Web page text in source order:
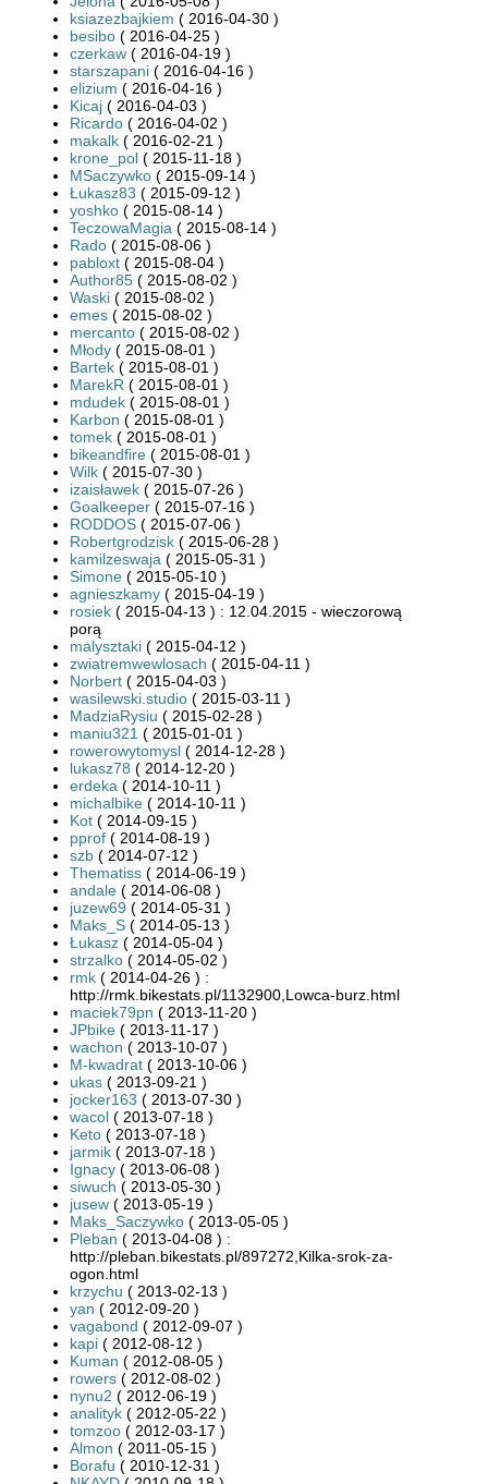
ksiazezbajkiem ( 2016-04-30 )
besibo ( 2016-04-25 )
czerkaw ( 2016-04-19 )
starszapani ( 2016-04-16 )
elizium ( 2016-04-16 )
Kicaj ( 2016-04-03 )
Ricardo ( 2016-04-02 )
makalk ( 2016-02-21 )
krone_pol ( 2015-11-18 )
MSaczywko ( 2015-09-14 )
Łukasz83 ( 2015-09-12 )
yoshko ( 2015-08-14 )
TeczowaMagia ( 2015-08-14 )
Rado ( 2015-08-06 )
pabloxt ( 2015-08-04 )
Author85 ( 2015-08-02 )
Waski ( 2015-08-02 )
emes ( 2015-08-02 )
mercanto ( 2015-08-02 )
Młody ( 2015-08-01 )
Bartek ( 2015-08-01 )
MarekR ( 2015-08-01 )
mdudek ( 2015-08-01 )
Karbon ( 2015-08-01 )
tomek ( 2015-08-01 )
bikeandfire ( 2015-08-01 )
Wilk ( 2015-07-30 )
izaisławek ( 2015-07-26 )
Goalkeeper ( 2015-07-16 )
RODDOS ( 2015-07-06 )
Robertgrodzisk ( 2015-06-28 )
kamilzeswaja ( 2015-05-31 )
Simone ( 2015-05-10 )
agnieszkamy ( 2015-04-19 )
rosiek ( 2015-04-13 ) : 12.04.2015 - wieczorową
porą
malysztaki ( 2015-04-12 )
zwiatremwewlosach ( 2015-04-11 )
Norbert ( 2015-04-03 )
wasilewski.studio ( 2015-03-11 )
MadziaRysiu ( 2015-02-28 )
maniu321 ( 2015-01-01 )
rowerowytomysl ( 2014-12-28 )
lukasz78 ( 2014-12-20 )
erdeka ( 2014-10-11 )
michalbike ( 2014-10-11 )
Kot ( 2014-09-15 )
pprof ( 2014-08-19 )
szb ( 2014-07-12 )
Thematiss ( 2014-06-19 )
andale ( 2014-06-08 )
juzew69 ( 2014-05-31 )
Maks_S ( 2014-05-13 )
Łukasz ( 2014-05-04 )
strzalko ( 2014-05-02 )
rmk ( 2014-04-26 ) :
http://rmk.bikestats.pl/1132900,Lowca-burz.html
maciek79pn ( 2013-11-20 )
JPbike ( 2013-11-17 )
wachon ( 2013-10-07 )
M-kwadrat ( 2013-10-06 )
ukas ( 2013-09-21 )
jocker163 ( 2013-07-30 )
wacol ( 2013-07-18 )
Keto ( 2013-07-18 )
jarmik ( 2013-07-18 )
Ignacy ( 2013-06-08 )
siwuch ( 2013-05-30 )
jusew ( 2013-05-19 )
Maks_Saczywko ( 2013-05-05 )
Pleban ( 2013-04-08 ) :
http://pleban.bikestats.pl/897272,Kilka-srok-za-
ogon.html
krzychu ( 2013-02-13 )
yan ( 2012-09-20 )
vagabond ( 2012-09-07 )
kapi ( 2012-08-12 )
Kuman ( 2012-08-05 )
rowers ( 2012-08-02 )
nynu2 ( 2012-06-19 )
analityk ( 2012-05-22 )
tomzoo ( 2012-03-17 )
Almon ( 2011-05-15 )
Borafu ( 2010-12-31 )